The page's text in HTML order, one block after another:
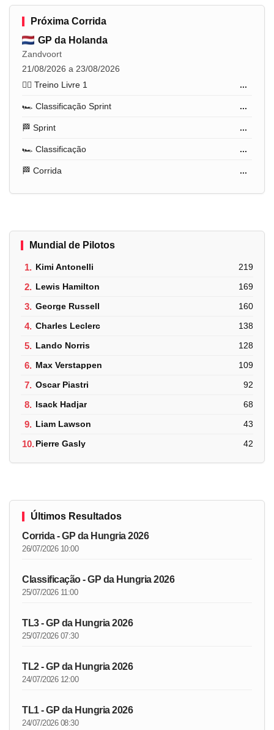
Próxima Corrida
GP da Holanda
Zandvoort
21/08/2026 a 23/08/2026
🏋️‍♂️ Treino Livre 1
...
🏎️ Classificação Sprint ...
🏁 Sprint ...
🏎️ Classificação ...
🏁 Corrida ...
Mundial de Pilotos
1. Kimi Antonelli 219
2. Lewis Hamilton 169
3. George Russell 160
4. Charles Leclerc 138
5. Lando Norris 128
6. Max Verstappen 109
7. Oscar Piastri 92
8. Isack Hadjar 68
9. Liam Lawson 43
10.Pierre Gasly 42
Últimos Resultados
Corrida - GP da Hungria 2026
26/07/2026 10:00
Classificação - GP da Hungria 2026
25/07/2026 11:00
TL3 - GP da Hungria 2026
25/07/2026 07:30
TL2 - GP da Hungria 2026
24/07/2026 12:00
TL1 - GP da Hungria 2026
24/07/2026 08:30